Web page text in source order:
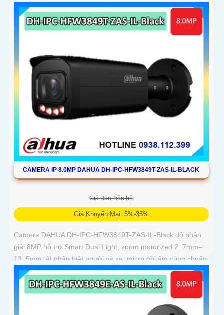
CAMERA IP 8.0MP DAHUA DH-IPC-HFW3849T-ZAS-IL-BLACK
Giá Bán: liên hệ
Giá Khuyến Mại: 5%-35%
Camera DAHUA DH-IPC-HFW3849T-ZAS-IL-Black độ phân
giải 8MP hỗ trợ Smart Dual Light, zoom motorized 2. 7mm–
13. 5mm, AI phân biệt người và xe, micro ghi âm cùng chuẩn
IP67 chống bụi nước